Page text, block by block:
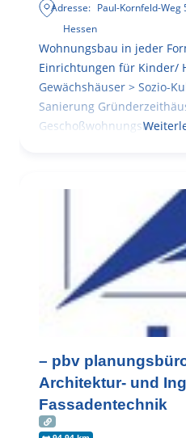
Adresse: Paul-Kornfeld-Weg
Hessen
Wohnungsbau in jeder
Einrichtungen für Kinder/
Gewächshäuser > Sozio-
Sanierung
Geschoßwohnungsbau
– pbv
Architektur- und
Fassadentechnik